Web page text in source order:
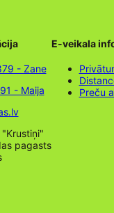
- Zane
- Maija
pagasts
E-veikala
Preču